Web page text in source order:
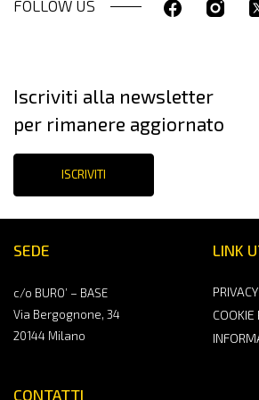
FOLLOW US
SEDE
c/o BURO’ – BASE
Via Bergognone, 34
20144 Milano
CONTATTI
LINK
PRIVACY
COOKIE
Iscriviti alla newsletter
per rimanere aggiornato
ISCRIVITI